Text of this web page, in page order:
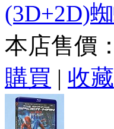
(3D+2D)
本店售價：
購買 | 收藏